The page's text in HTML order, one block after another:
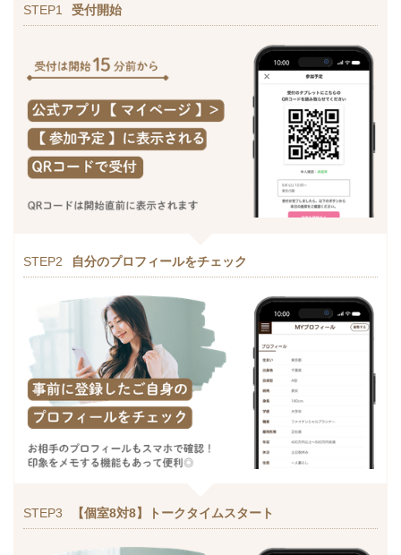
STEP1 受付開始
STEP2 自分のプロフィールをチェック
STEP3 【個室8対8】トークタイムスタート